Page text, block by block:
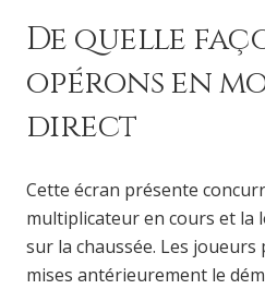
De quelle
opérons en
direct
Cette écran présente
multiplicateur en cours et la
sur la chaussée. Les
mises antérieurement le